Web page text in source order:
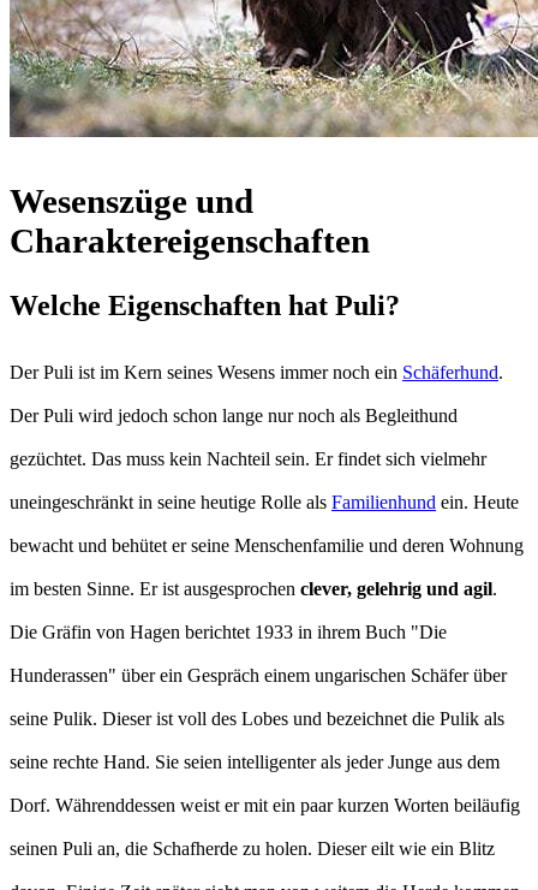
Wesenszüge und
Charaktereigenschaften
Welche Eigenschaften hat Puli?
Der Puli ist im Kern seines Wesens immer noch ein Schäferhund.
Der Puli wird jedoch schon lange nur noch als Begleithund
gezüchtet. Das muss kein Nachteil sein. Er findet sich vielmehr
uneingeschränkt in seine heutige Rolle als Familienhund ein. Heute
bewacht und behütet er seine Menschenfamilie und deren Wohnung
im besten Sinne. Er ist ausgesprochen clever, gelehrig und agil.
Die Gräfin von Hagen berichtet 1933 in ihrem Buch "Die
Hunderassen" über ein Gespräch einem ungarischen Schäfer über
seine Pulik. Dieser ist voll des Lobes und bezeichnet die Pulik als
seine rechte Hand. Sie seien intelligenter als jeder Junge aus dem
Dorf. Währenddessen weist er mit ein paar kurzen Worten beiläufig
seinen Puli an, die Schafherde zu holen. Dieser eilt wie ein Blitz